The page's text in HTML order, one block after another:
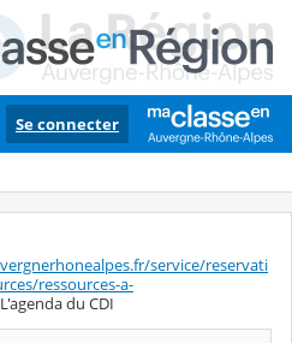
Se connecter
service/reservati
ressources-a-
L'agenda du CDI